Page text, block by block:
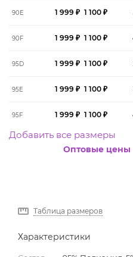
90E 1 999 ₽ 1 100 ₽
90F 1 999 ₽ 1 100 ₽
95D 1 999 ₽ 1 100 ₽
95E 1 999 ₽ 1 100 ₽
95F 1 999 ₽ 1 100 ₽
Добавить все размеры
Оптовые цены
Таблица размеров
Характеристики